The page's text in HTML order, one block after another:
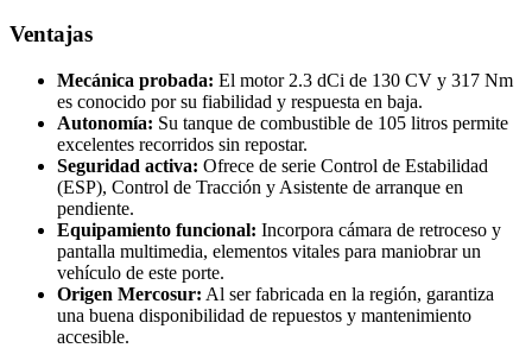
Ventajas
Mecánica probada: El motor 2.3 dCi de 130 CV y 317 Nm
es conocido por su fiabilidad y respuesta en baja.
Autonomía: Su tanque de combustible de 105 litros permite
excelentes recorridos sin repostar.
Seguridad activa: Ofrece de serie Control de Estabilidad
(ESP), Control de Tracción y Asistente de arranque en
pendiente.
Equipamiento funcional: Incorpora cámara de retroceso y
pantalla multimedia, elementos vitales para maniobrar un
vehículo de este porte.
Origen Mercosur: Al ser fabricada en la región, garantiza
una buena disponibilidad de repuestos y mantenimiento
accesible.